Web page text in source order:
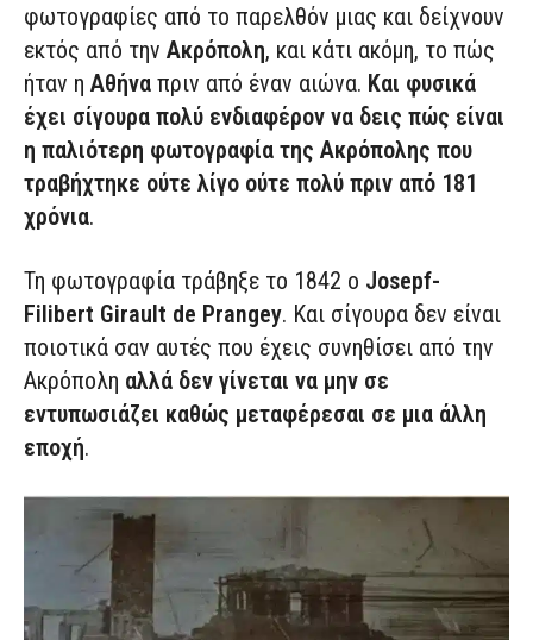
φωτογραφίες από το παρελθόν μιας και δείχνουν
εκτός από την Ακρόπολη, και κάτι ακόμη, το πώς
ήταν η Αθήνα πριν από έναν αιώνα. Και φυσικά
έχει σίγουρα πολύ ενδιαφέρον να δεις πώς είναι
η παλιότερη φωτογραφία της Ακρόπολης που
τραβήχτηκε ούτε λίγο ούτε πολύ πριν από 181
χρόνια.
Τη φωτογραφία τράβηξε το 1842 ο Josepf-
Filibert Girault de Prangey. Και σίγουρα δεν είναι
ποιοτικά σαν αυτές που έχεις συνηθίσει από την
Ακρόπολη αλλά δεν γίνεται να μην σε
εντυπωσιάζει καθώς μεταφέρεσαι σε μια άλλη
εποχή.